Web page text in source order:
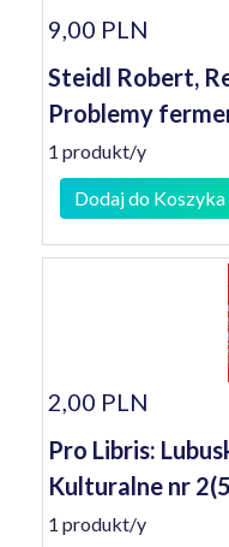
9,00 PLN
Steidl Robert,
Problemy
1 produkt/y
Dodaj do Koszyka
2,00 PLN
Pro Libris:
Kulturalne nr
1 produkt/y